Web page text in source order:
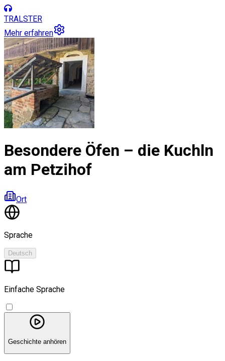
TRALSTER
Mehr erfahren
Besondere Öfen – die Kuchln
am Petzihof
Ort
Sprache
Deutsch
Einfache Sprache
Geschichte anhören